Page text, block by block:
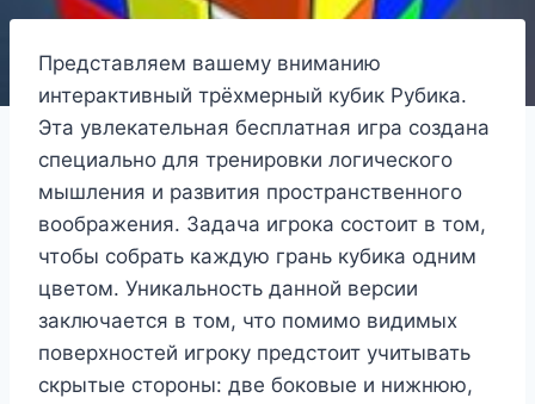
Представляем вашему вниманию
интерактивный трёхмерный кубик Рубика.
Эта увлекательная бесплатная игра создана
специально для тренировки логического
мышления и развития пространственного
воображения. Задача игрока состоит в том,
чтобы собрать каждую грань кубика одним
цветом. Уникальность данной версии
заключается в том, что помимо видимых
поверхностей игроку предстоит учитывать
скрытые стороны: две боковые и нижнюю,